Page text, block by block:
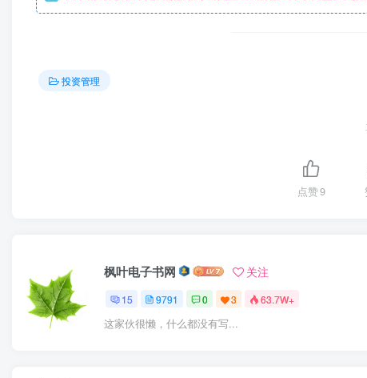
投资管理
点赞9
枫叶电子书网 关注
15 9791 0 3 63.7W+
这家伙很懒，什么都没有写...